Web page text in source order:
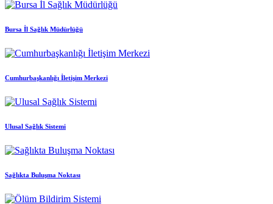
Bursa İl Sağlık Müdürlüğü
Cumhurbaşkanlığı İletişim Merkezi
Ulusal Sağlık Sistemi
Sağlıkta Buluşma Noktası